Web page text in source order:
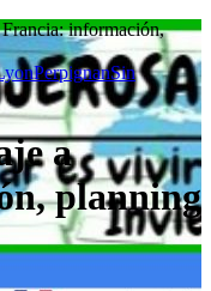
información,
PerpignanSin
a
planning